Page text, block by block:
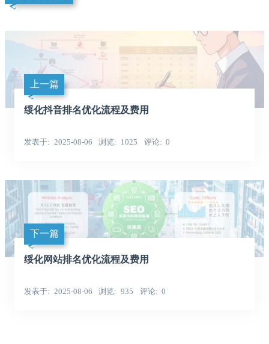
上一篇
绥化抖音排名优化流程及费用
发表于 2025-08-06 浏览 1025 评论 0
下一篇
绥化网站排名优化流程及费用
发表于 2025-08-06 浏览 935 评论 0